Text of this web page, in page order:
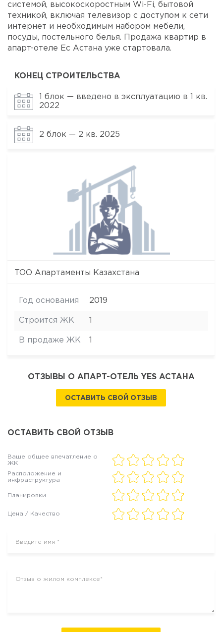
системой, высокоскоростным Wi-Fi, бытовой
техникой, включая телевизор с доступом к сети
интернет и необходимым набором мебели,
посуды, постельного белья. Продажа квартир в
апарт-отеле Ес Астана уже стартовала.
КОНЕЦ СТРОИТЕЛЬСТВА
1 блок — введено в эксплуатацию в 1 кв.
2022
2 блок — 2 кв. 2025
ТОО Апартаменты Казахстана
Год основания 2019
Строится ЖК
В продаже ЖК
ОТЗЫВЫ О АПАРТ-ОТЕЛЬ YES АСТАНА
ОСТАВИТЬ СВОЙ ОТЗЫВ
ОСТАВИТЬ СВОЙ ОТЗЫВ
Ваше общее впечатление о
ЖК
Расположение и
инфраструктура
Планировки
Цена / Качество